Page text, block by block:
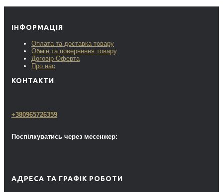
ІНФОРМАЦІЯ
Оплата та доставка товару
Обмін та повернення товару
Договір-Оферта
Про нас
КОНТАКТИ
+380965726359
Поспілкуватись через месенжер:
АДРЕСА ТА ГРАФІК РОБОТИ